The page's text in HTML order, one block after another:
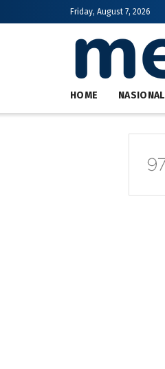
Friday, August 7, 2026
HOME NASIONAL